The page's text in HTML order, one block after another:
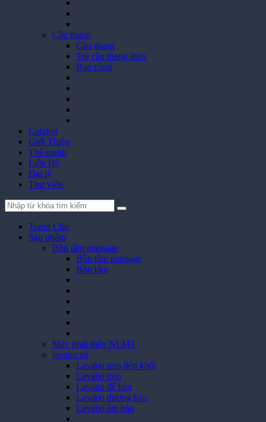
>
>
>
Cầu thang
Cầu thang
Trụ cầu thang inox
Ban công
>
>
>
>
>
Catalog
Giới Thiệu
Thế mạnh
Liên Hệ
Đại lý
Thư viện
Trang Chủ
Sản phẩm
Bồn tắm massage
Bồn tắm massage
Bồn tắm
>
>
>
>
>
>
Máy phát điện NLMT
lavabo sứ
Lavabo treo liên khối
Lavabo treo
Lavabo để bàn
Lavabo dương bàn
Lavabo âm bàn
>